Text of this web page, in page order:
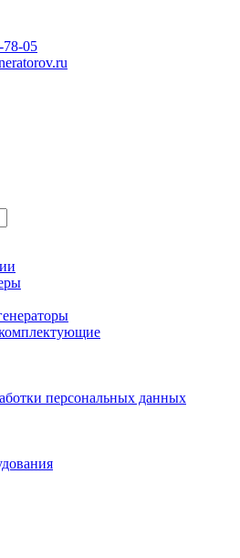
78-05
персональных данных